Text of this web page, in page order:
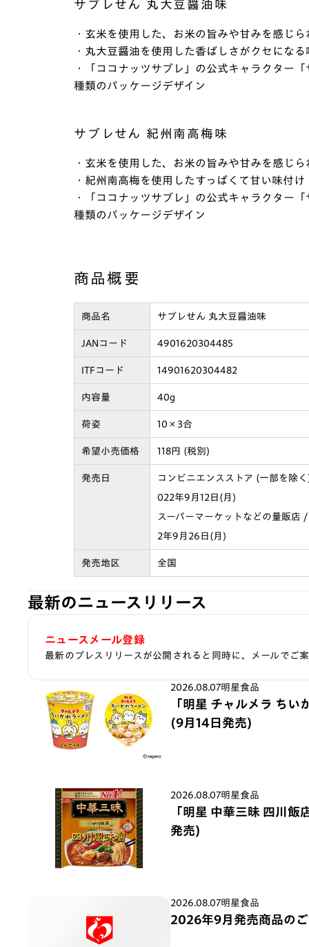
サブレせん 丸大豆醤油味
・玄米を使用した、お米の旨みや甘みを感じ
・丸大豆醤油を使用した香ばしさがクセになる
・「ココナッツサブレ」の公式キャラクター
種類のパッケージデザイン
サブレせん 紀州南高梅味
・玄米を使用した、お米の旨みや甘みを感じ
・紀州南高梅を使用したすっぱくて甘い味付け
・「ココナッツサブレ」の公式キャラクター
種類のパッケージデザイン
商品概要
商品名 サブレせん 丸大豆醤油味
JANコード 4901620304485
ITFコード 14901620304482
内容量 40g
荷姿 10×3合
希望小売価格 118円 (税別)
発売日
コンビニエンスストア (一部を除
022年9月12日(月)
スーパーマーケットなどの量販店
2年9月26日(月)
発売地区 全国
最新のニュースリリース
ニュースメール登録
最新のプレスリリースが公開されると同時に、メールでご
2026.08.07明星食品
「明星 チャルメラ ちい
(9月14日発売)
2026.08.07明星食品
「明星 中華三昧 四川
発売)
2026.08.07明星食品
2026年9月発売商品の